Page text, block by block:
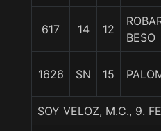
617 14 12
BESO
1626 SN 15
SOY VELOZ, M.C., 9.